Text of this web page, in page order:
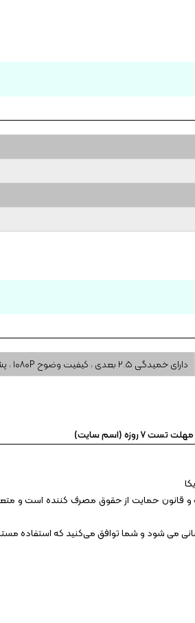
دارای خمیدگی ۲.۵ بعدی ، کیفیت وضوح ۱۰۸۰P ، پشتیبانی از مقاومت ۹H، ضد شوک
۷ روزه (اسم سایت)
و قانون حمایت از حقوق مصرف کننده است و
می شود و شما توافق می‏‌کنید که استفاده